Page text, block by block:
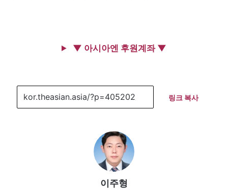
▼ 아시아엔 후원계좌 ▼
링크 복사
이주형